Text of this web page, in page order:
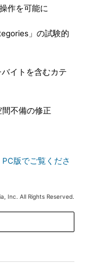
作を可能に
」の試験的
イトを含むカテ
不備の修正
PC版でご覧くださ
Inc. All Rights Reserved.